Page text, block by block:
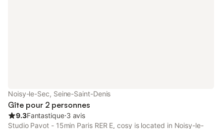
Noisy-le-Sec, Seine-Saint-Denis
Gîte pour 2 personnes
9.3Fantastique⋅3 avis
Studio Pavot - 15min Paris RER E, cosy is located in Noisy-le-